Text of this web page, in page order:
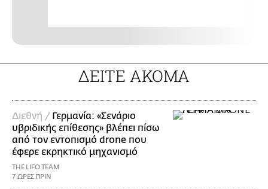
ΔΕΙΤΕ ΑΚΟΜΑ
Διεθνή / Γερμανία: «Σενάριο
υβριδικής επίθεσης» βλέπει πίσω
από τον εντοπισμό drone που
έφερε εκρηκτικό μηχανισμό
THE LIFO TEAM
7 ΩΡΕΣ ΠΡΙΝ